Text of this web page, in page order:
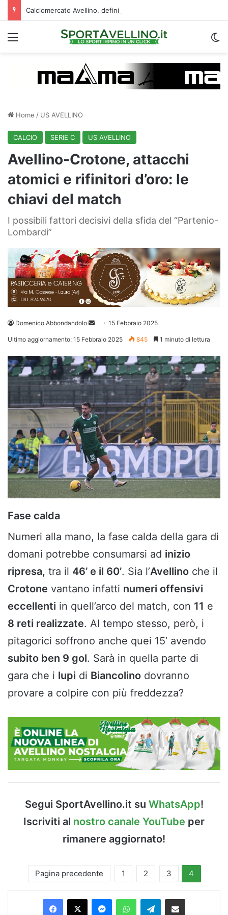
Menu
Home / US AVELLINO
CALCIO SERIE C US AVELLINO
Avellino-Crotone, attacchi
atomici e rifinitori d’oro: le
chiavi del match
I possibili fattori decisivi della sfida del “Partenio-
Lombardi”
Domenico Abbondandolo
Invia 15 Febbraio 2025
Ultimo aggiornamento: 15 Febbraio 2025 845 1 minuto di lettura
Fase calda
Numeri alla mano, la fase calda della gara di
domani potrebbe consumarsi ad inizio
ripresa, tra il 46’ e il 60’. Sia l’Avellino che il
Crotone vantano infatti numeri offensivi
eccellenti in quell’arco del match, con 11 e
8 reti realizzate. Al tempo stesso, però, i
pitagorici soffrono anche quei 15’ avendo
subito ben 9 gol. Sarà in quella parte di
gara che i lupi di Biancolino dovranno
provare a colpire con più freddezza?
Segui SportAvellino.it su WhatsApp!
Iscriviti al nostro canale YouTube per
rimanere aggiornato!
Pagina precedente 1 2 3 4
Facebook
X MessengerWhatsAppTelegramCondividi via Email